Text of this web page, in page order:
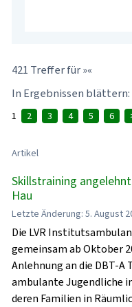
421 Treffer für »«
In Ergebnissen blättern:
1 2 3 4 5 6
Artikel
Skillstraining
Hau
Letzte Änderung: 5. August
Die LVR
gemeinsam ab Oktober
Anlehnung an die DBT-A
ambulante Jugendliche
deren Familien in